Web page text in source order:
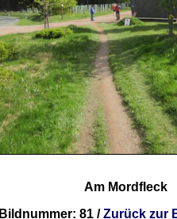
Am Mordfleck
Bildnummer: 81 /Zurück zur